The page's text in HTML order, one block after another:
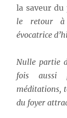
la saveur
le retour à
évocatrice
Nulle partie
fois aussi
méditations,
du foyer